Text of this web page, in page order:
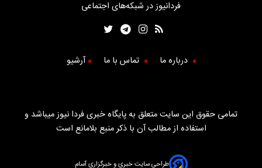
فردانیوز در شبکه‌های اجتماعی
درباره ما تماس با ما آرشیو
تمامی حقوق این سایت متعلق به پایگاه خبری فردا نیوز میباشد و
استفاده از مطالب آن با ذکر منبع بلامانع است
طراحی سایت خبری و خبرگزاری آسام